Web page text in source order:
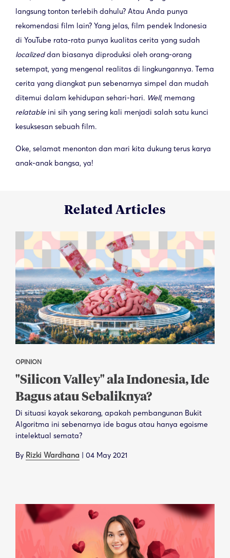
langsung tonton terlebih dahulu? Atau Anda punya
rekomendasi film lain? Yang jelas, film pendek Indonesia
di YouTube rata-rata punya kualitas cerita yang sudah
localizeddan biasanya diproduksi oleh orang-orang
setempat, yang mengenal realitas di lingkungannya. Tema
cerita yang diangkat pun sebenarnya simpel dan mudah
ditemui dalam kehidupan sehari-hari. Well, memang
relatable ini sih yang sering kali menjadi salah satu kunci
kesuksesan sebuah film.
Oke, selamat menonton dan mari kita dukung terus karya
anak-anak bangsa, ya!
Related Articles
OPINION
"Silicon Valley" ala Indonesia, Ide
Bagus atau Sebaliknya?
Di situasi kayak sekarang, apakah pembangunan Bukit
Algoritma ini sebenarnya ide bagus atau hanya egoisme
intelektual semata?
By Rizki Wardhana | 04 May 2021